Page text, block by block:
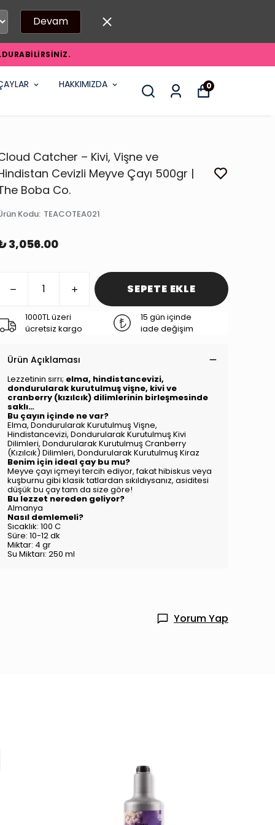
Devam
HAKKIMIZDA 0
Catcher – Kivi, Vişne ve
Cevizli Meyve Çayı 500gr |
Boba Co.
Kodu: TEACOTEA021
3,056.00
SEPETE EKLE
1000TL üzeri
ücretsiz kargo
15 gün içinde
iade değişim
Ürün Açıklaması
Lezzetinin sırrı; elma, hindistancevizi,
dondurularak kurutulmuş vişne, kivi ve
cranberry (kızılcık) dilimlerinin birleşmesinde
saklı…
Bu çayın içinde ne var?
Elma, Dondurularak Kurutulmuş Vişne,
Hindistancevizi, Dondurularak Kurutulmuş Kivi
Dilimleri, Dondurularak Kurutulmuş Cranberry
(Kızılcık) Dilimleri, Dondurularak Kurutulmuş Kiraz
Benim için ideal çay bu mu?
Meyve çayı içmeyi tercih ediyor, fakat hibiskus veya
kuşburnu gibi klasik tatlardan sıkıldıysanız, asiditesi
düşük bu çay tam da size göre!
Bu lezzet nereden geliyor?
Almanya
Nasıl demlemeli?
Sıcaklık: 100 C
Süre: 10-12 dk
Miktar: 4 gr
Su Miktarı: 250 ml
Yorum Yap